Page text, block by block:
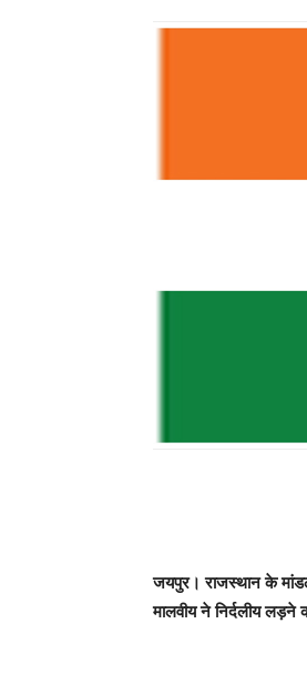
जयपुर। राजस्थान के
मालवीय ने निर्दलीय